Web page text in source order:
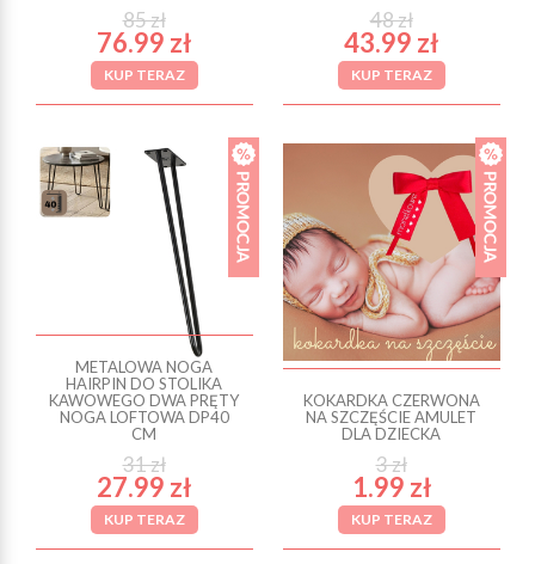
85 zł
76.99 zł
KUP TERAZ
48 zł
43.99 zł
KUP TERAZ
METALOWA NOGA
HAIRPIN DO STOLIKA
KAWOWEGO DWA PRĘTY
NOGA LOFTOWA DP40
CM
31 zł
27.99 zł
KUP TERAZ
KOKARDKA CZERWONA
NA SZCZĘŚCIE AMULET
DLA DZIECKA
3 zł
1.99 zł
KUP TERAZ